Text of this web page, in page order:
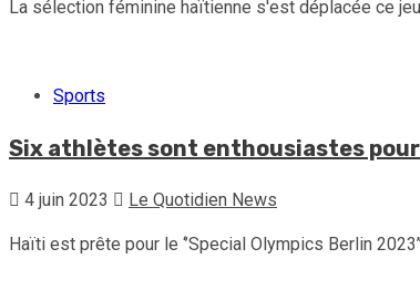
La sélection féminine haïtienne s'est déplacée ce
Sports
Six athlètes sont enthousiastes
4 juin 2023 Le Quotidien News
Haïti est prête pour le ‘’Special Olympics Berlin